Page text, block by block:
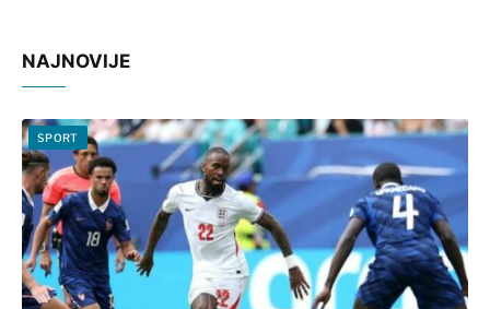
NAJNOVIJE
SPORT